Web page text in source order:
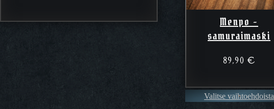
Menpo -
samuraimaski
89,90 €
Valitse vaihtoehdoista